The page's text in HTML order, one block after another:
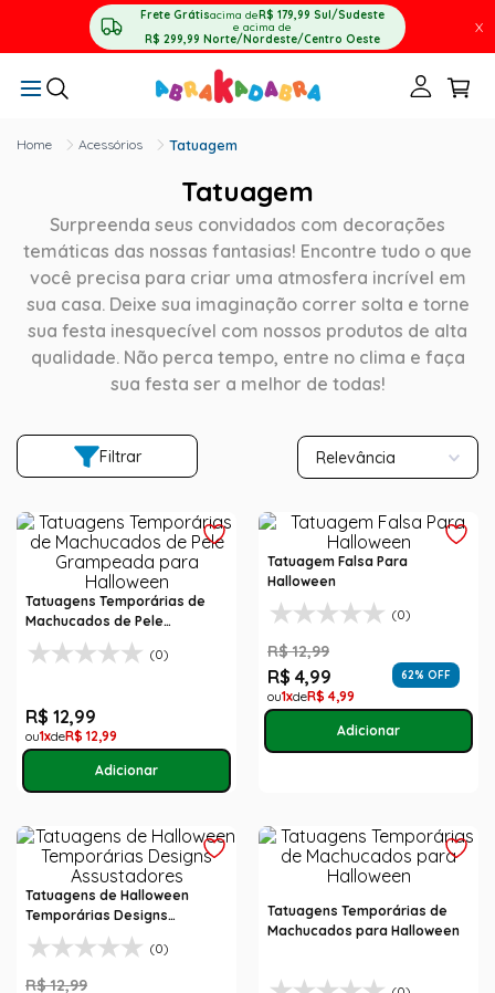
Frete Grátisacima deR$ 179,99 Sul/Sudeste
e acima de
R$ 299,99 Norte/Nordeste/Centro Oeste
X
Acessórios Tatuagem
Tatuagem
Surpreenda seus convidados com decorações
temáticas das nossas fantasias! Encontre tudo o que
você precisa para criar uma atmosfera incrível em
sua casa. Deixe sua imaginação correr solta e torne
sua festa inesquecível com nossos produtos de alta
qualidade. Não perca tempo, entre no clima e faça
sua festa ser a melhor de todas!
Filtrar Relevância
Tatuagens Temporárias de
Machucados de Pele
Grampeada para Halloween
(0)
R$ 12,99
1 R$ 12,99
Tatuagem Falsa Para
Halloween
(0)
R$ 12,99
R$ 4,99 62% OFF
1 R$ 4,99
Tatuagens de Halloween
Temporárias Designs
Assustadores
(0)
R$ 12,99
Tatuagens Temporárias de
Machucados para Halloween